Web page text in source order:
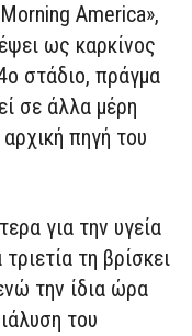
America»,
ως καρκίνος
στάδιο, πράγμα
σε άλλα μέρη
πηγή του
για την υγεία
τη βρίσκει
την ίδια ώρα
του